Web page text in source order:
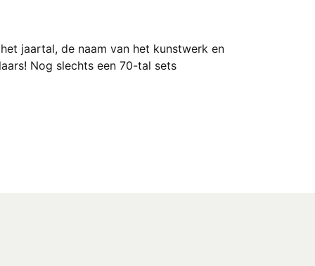
jaartal, de naam van het kunstwerk en
Nog slechts een 70-tal sets